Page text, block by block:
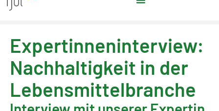
Expertinnen­interview:
Nachhaltigkeit in der
Lebensmittel­branche